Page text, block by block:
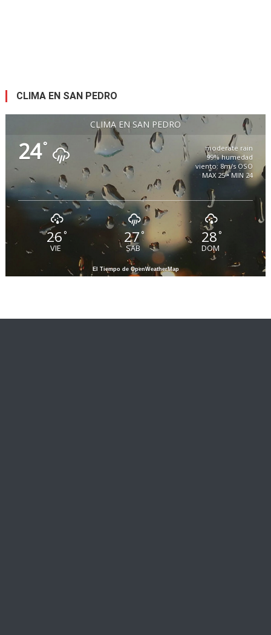
CLIMA EN SAN PEDRO
CLIMA EN SAN PEDRO
24°
moderate rain
99% humedad
viento: 8m/s OSO
MAX 25 • MIN 24
26°
VIE
27 °
SAB
28°
DOM
El Tiempo de OpenWeatherMap